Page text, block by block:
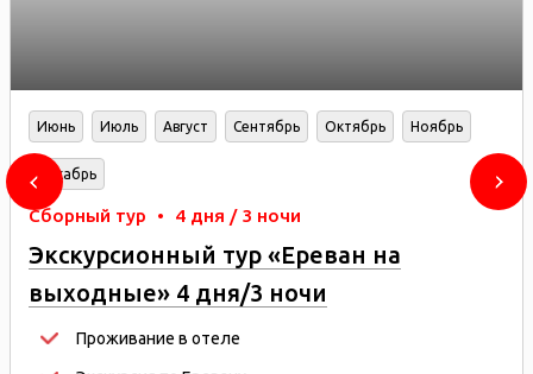
Июнь Июль Август Сентябрь Октябрь Ноябрь
Декабрь
Сборный тур • 4 дня / 3 ночи
Экскурсионный тур «Ереван на
выходные» 4 дня/3 ночи
Проживание в отеле